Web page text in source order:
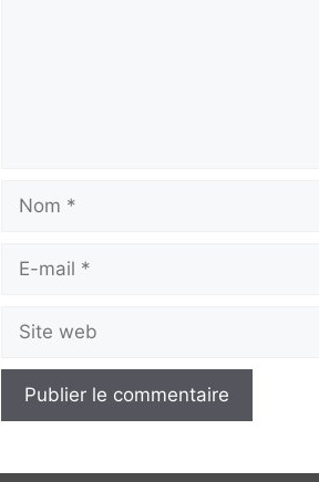
Nom
Site
web